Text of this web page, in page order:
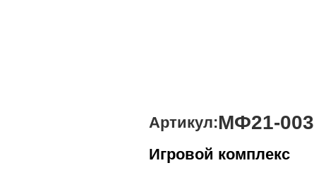
Артикул:МФ21-003
Игровой комплекс